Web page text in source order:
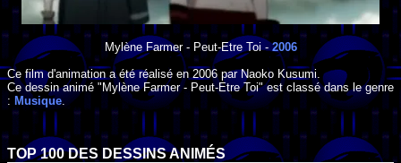
Mylène Farmer - Peut-Etre Toi-2006
Ce film d'animation a été réalisé en 2006 parNaoko Kusumi
Ce dessin animé "Mylène Farmer - Peut-Etre Toi" est classé dans le genre
: Musique
TOP 100 DES DESSINS ANIMÉS